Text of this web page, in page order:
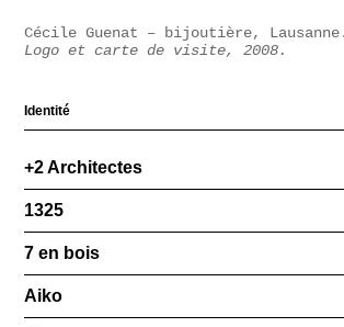
Cécile Guenat – bijoutière, Lausanne.
Logo et carte de visite, 2008.
Identité
+2 Architectes
1325
7 en bois
Aiko